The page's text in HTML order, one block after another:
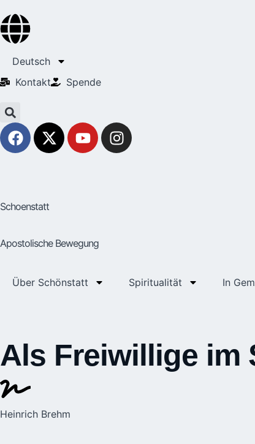
Deutsch
Kontakt
Spende
Schoenstatt
Apostolische Bewegung
Über Schönstatt Spiritualität In
Als Freiwillige im
Heinrich Brehm